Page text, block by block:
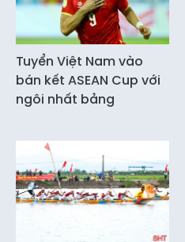
Tuyển Việt Nam vào
bán kết ASEAN Cup với
ngôi nhất bảng